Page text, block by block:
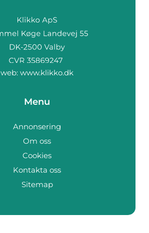
web: www.klikko.dk
Menu
Annonsering
Om oss
Cookies
Kontakta oss
Sitemap